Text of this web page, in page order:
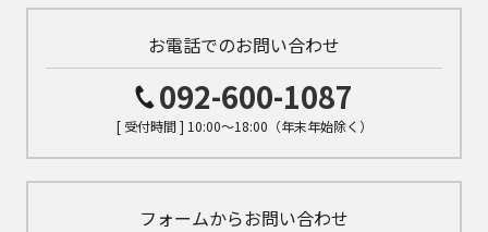
お電話でのお問い合わせ
092-600-1087
[ 受付時間 ] 10:00～18:00（年末年始除く）
フォームからお問い合わせ